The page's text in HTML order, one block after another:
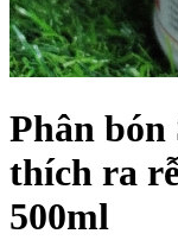
Phân
thích ra
500ml